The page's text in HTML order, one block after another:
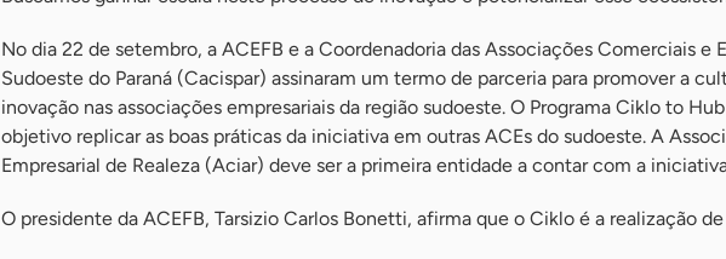
No dia 22 de setembro, a ACEFB e a Coordenadoria das Associações Comerciais e
Sudoeste do Paraná (Cacispar) assinaram um termo de parceria para promover a
inovação nas associações empresariais da região sudoeste. O Programa Ciklo to
objetivo replicar as boas práticas da iniciativa em outras ACEs do sudoeste. A
Empresarial de Realeza (Aciar) deve ser a primeira entidade a contar com a
O presidente da ACEFB, Tarsizio Carlos Bonetti, afirma que o Ciklo é a realização